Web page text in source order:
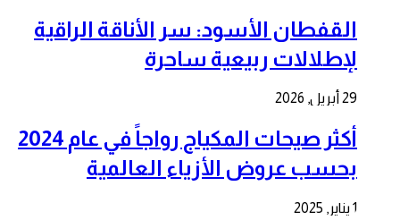
القفطان الأسود: سر الأناقة الراقية
لإطلالات ربيعية ساحرة
29 أبريل, 2026
أكثر صيحات المكياج رواجاً في عام 2024
بحسب عروض الأزياء العالمية
1 يناير, 2025